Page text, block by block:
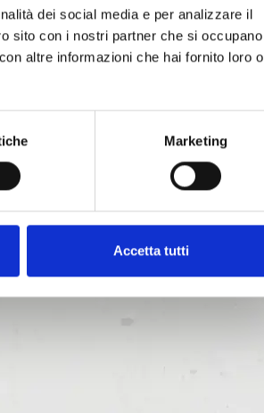
dei social media e per analizzare il
sito con i nostri partner che si occupano
altre informazioni che hai fornito loro o
Marketing
Accetta tutti